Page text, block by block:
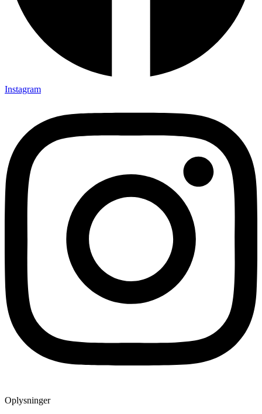
Instagram
Oplysninger